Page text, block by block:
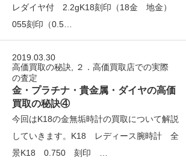
レダイヤ付 2.2gK18刻印（18金 地金）
055刻印（0.5…
2019.03.30
高価買取の秘訣
２．高価買取店での実際
の査定
金・プラチナ・貴金属・ダイヤの高価
買取の秘訣④
今回はK18の金無垢時計の買取について解説
していきます。K18 レディース腕時計 全
景K18 0.750 刻印 …